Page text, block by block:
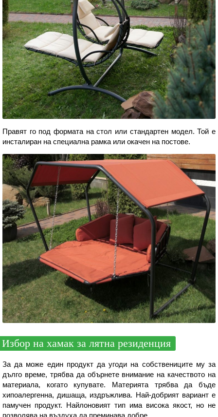
Правят го под формата на стол или стандартен модел. Той е
инсталиран на специална рамка или окачен на постове.
Избор на хамак за лятна резиденция
За да може един продукт да угоди на собствениците му за
дълго време, трябва да обърнете внимание на качеството на
материала, когато купувате. Материята трябва да бъде
хипоалергенна, дишаща, издръжлива. Най-добрият вариант е
памучен продукт. Найлоновият тип има висока якост, но не